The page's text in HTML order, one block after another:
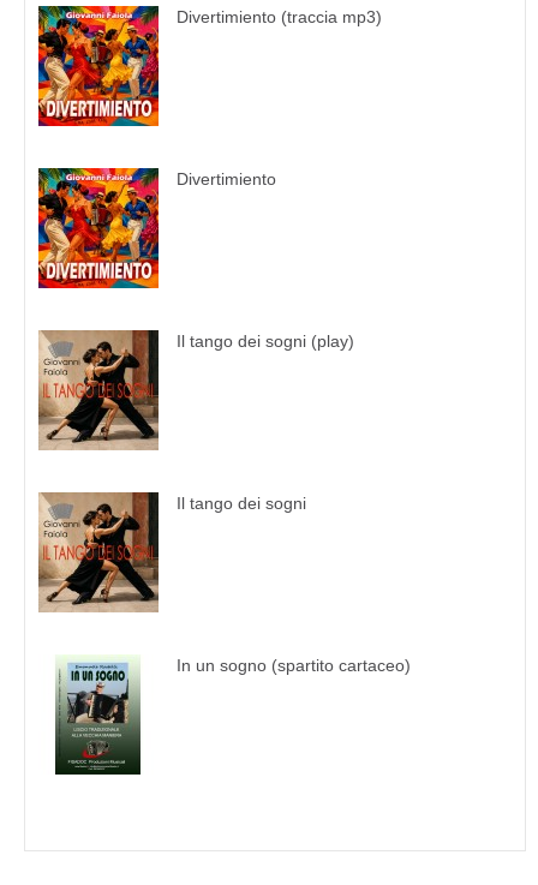
Divertimiento (traccia mp3)
Divertimiento
Il tango dei sogni (play)
Il tango dei sogni
In un sogno (spartito cartaceo)